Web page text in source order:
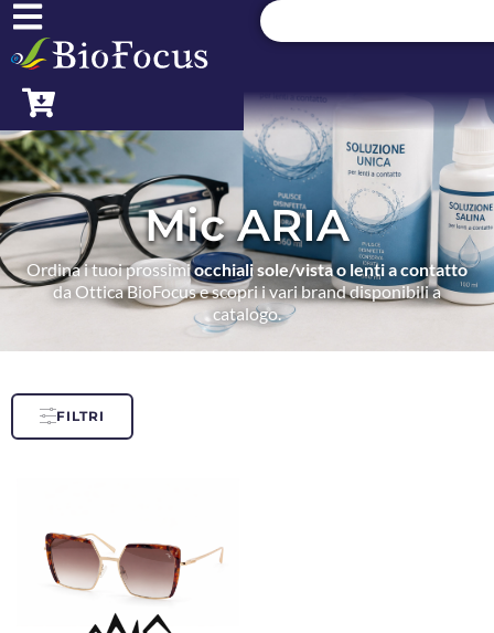
Mic ARIA
Ordina i tuoi prossimiocchiali sole/vista o lenti a contatto
da Ottica BioFocus e scopri i vari brand disponibili a
catalogo.
FILTRI